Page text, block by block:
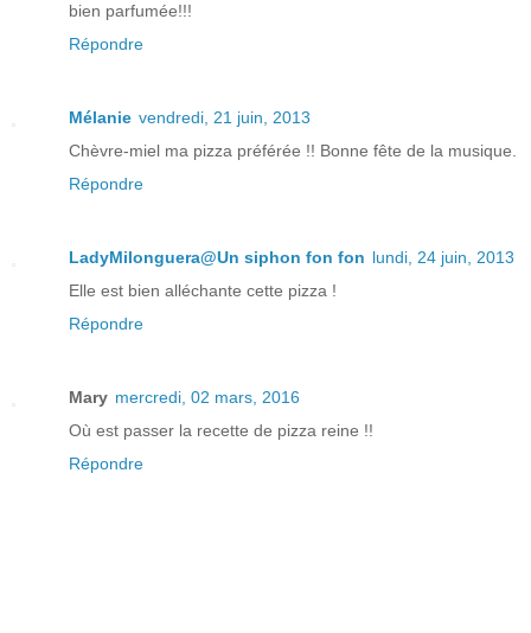
bien parfumée!!!
Répondre
Mélanie vendredi, 21 juin, 2013
Chèvre-miel ma pizza préférée !! Bonne fête de la musique.
Répondre
LadyMilonguera@Un siphon fon fon lundi, 24 juin, 2013
Elle est bien alléchante cette pizza !
Répondre
Mary mercredi, 02 mars, 2016
Où est passer la recette de pizza reine !!
Répondre